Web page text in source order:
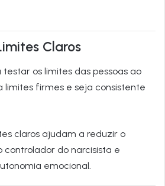
Claros
os limites das pessoas ao
limites firmes e seja consistente
claros ajudam a reduzir o
do narcisista e
emocional.